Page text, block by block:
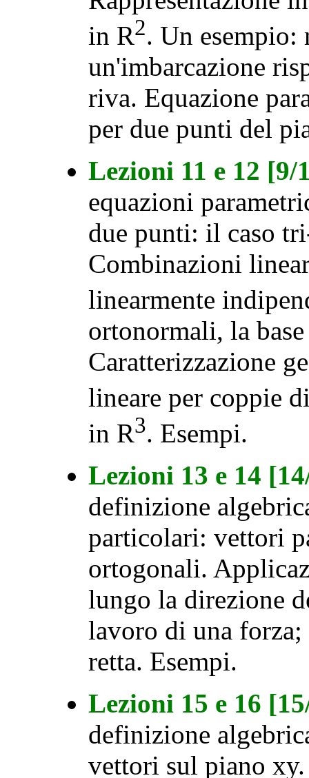
in R2. Un
un'imbarcazione
riva. Equazione
per due punti del
Lezioni 11 e 12
equazioni
due punti: il caso
Combinazioni
linearmente
ortonormali, la
Caratterizzazione
lineare per coppie
in R3. Esempi.
Lezioni 13 e 14
definizione
particolari: vettori
ortogonali.
lungo la direzione
lavoro di una forza;
retta. Esempi.
Lezioni 15 e 16
definizione
vettori sul piano